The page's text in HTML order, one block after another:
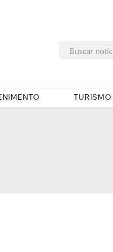
TURISMO